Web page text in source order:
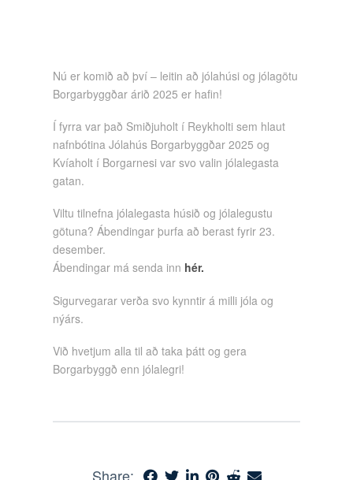
Nú er komið að því – leitin að jólahúsi og jólagötu
Borgarbyggðar árið 2025 er hafin!
Í fyrra var það Smiðjuholt í Reykholti sem hlaut
nafnbótina Jólahús Borgarbyggðar 2025 og
Kvíaholt í Borgarnesi var svo valin jólalegasta
gatan.
Viltu tilnefna jólalegasta húsið og jólalegustu
götuna? Ábendingar þurfa að berast fyrir 23.
desember.
Ábendingar má senda inn hér.
Sigurvegarar verða svo kynntir á milli jóla og
nýárs.
Við hvetjum alla til að taka þátt og gera
Borgarbyggð enn jólalegri!
Share: